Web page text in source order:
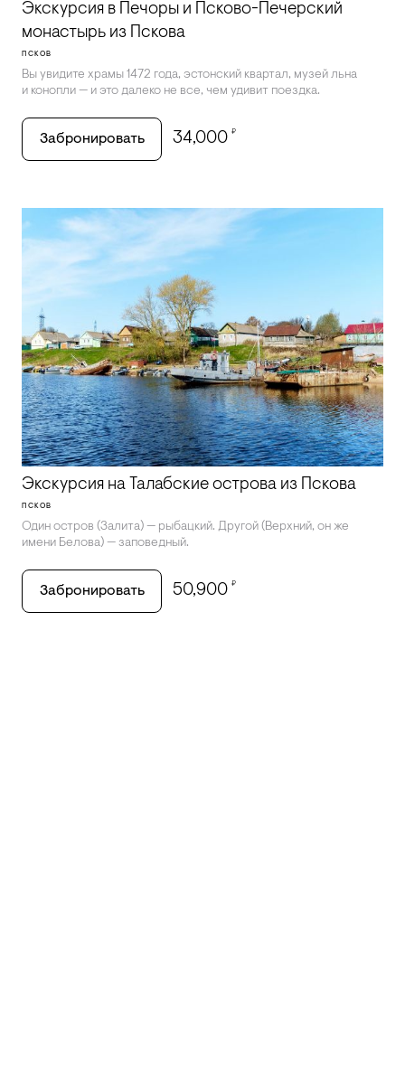
Экскурсия в Печоры и Псково-Печерский
монастырь из Пскова
ПСКОВ
Вы увидите храмы 1472 года, эстонский квартал, музей льна
и конопли — и это далеко не все, чем удивит поездка.
Забронировать 34,000 ₽
Экскурсия на Талабские острова из Пскова
ПСКОВ
Один остров (Залита) — рыбацкий. Другой (Верхний, он же
имени Белова) — заповедный.
Забронировать 50,900 ₽